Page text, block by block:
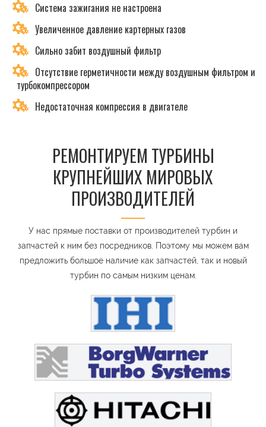
Система зажигания не настроена
Увеличенное давление картерных газов
Сильно забит воздушный фильтр
Отсутствие герметичности между воздушным фильтром и
турбокомпрессором
Недостаточная компрессия в двигателе
РЕМОНТИРУЕМ ТУРБИНЫ
КРУПНЕЙШИХ МИРОВЫХ
ПРОИЗВОДИТЕЛЕЙ
У нас прямые поставки от производителей турбин и
запчастей к ним без посредников. Поэтому мы можем вам
предложить большое наличие как запчастей, так и новый
турбин по самым низким ценам.